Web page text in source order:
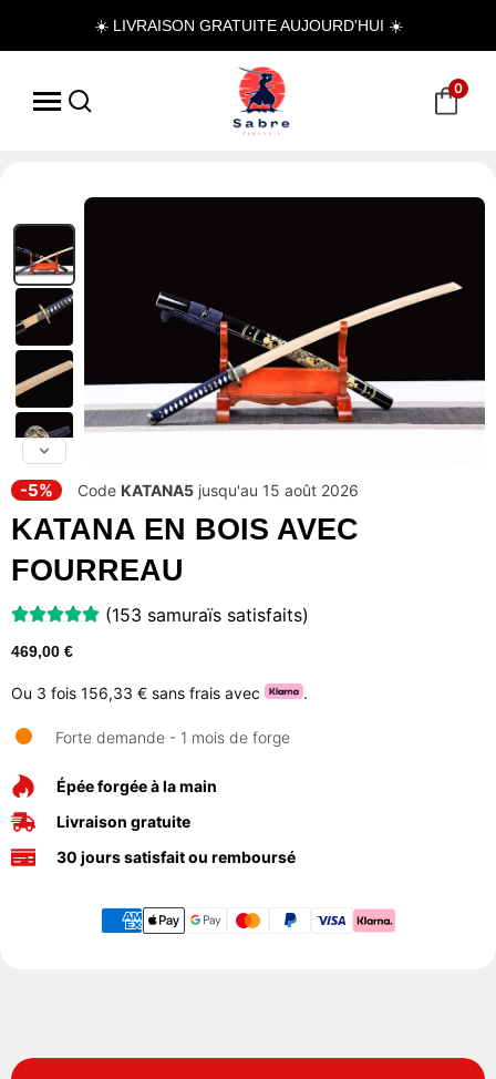
☀️ LIVRAISON GRATUITE AUJOURD'HUI ☀️
0
-5% Code KATANA5 jusqu'au 15 août 2026
KATANA EN BOIS AVEC
FOURREAU
(153 samuraïs satisfaits)
469,00 €
Ou 3 fois 156,33 € sans frais avec .
Forte demande - 1 mois de forge
Épée forgée à la main
Livraison gratuite
30 jours satisfait ou remboursé